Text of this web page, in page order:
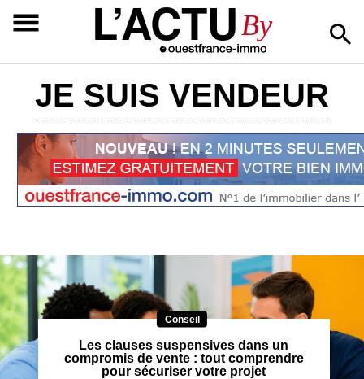
L’ACTUBy
JE SUIS VENDEUR
Conseil
Les clauses suspensives dans un
compromis de vente : tout comprendre
pour sécuriser votre projet